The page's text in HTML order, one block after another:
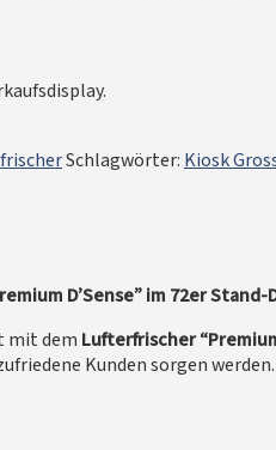
Schlagwörter: Kiosk
D’Sense” im 72er Stand-
mit dem Lufterfrischer
Kunden sorgen werden.